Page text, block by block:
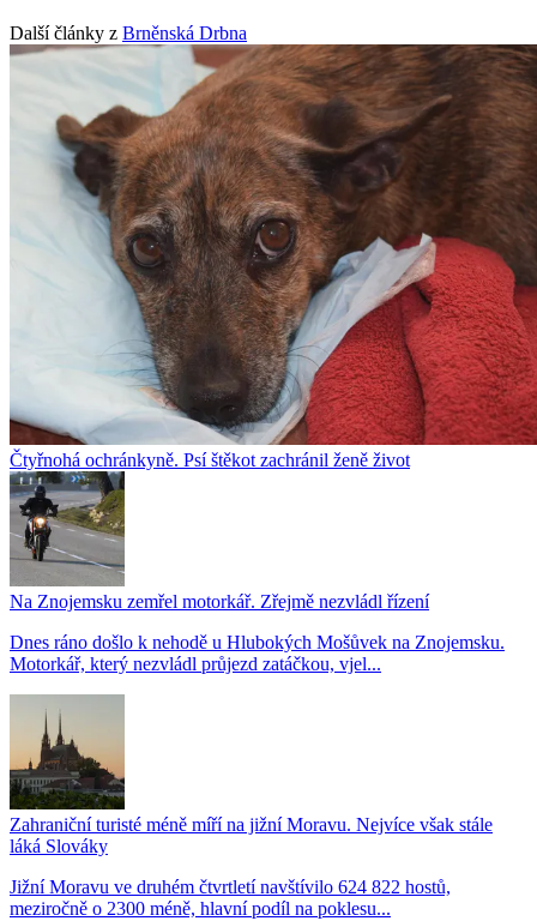
Další články z Brněnská Drbna
Čtyřnohá ochránkyně. Psí štěkot zachránil ženě život
Na Znojemsku zemřel motorkář. Zřejmě nezvládl řízení
Dnes ráno došlo k nehodě u Hlubokých Mošůvek na Znojemsku.
Motorkář, který nezvládl průjezd zatáčkou, vjel...
Zahraniční turisté méně míří na jižní Moravu. Nejvíce však stále
láká Slováky
Jižní Moravu ve druhém čtvrtletí navštívilo 624 822 hostů,
meziročně o 2300 méně, hlavní podíl na poklesu...